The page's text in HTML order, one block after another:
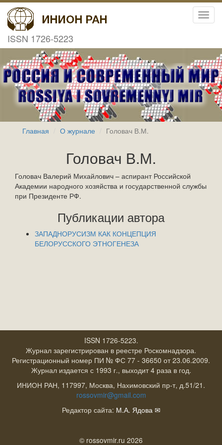
ISSN 1726-5223
Главная О журнале Головач В.М.
Головач В.М.
Головач Валерий Михайлович – аспирант Российской
Академии народного хозяйства и государственной службы
при Президенте РФ.
Публикации автора
ЗАПАДНОРУСИЗМ КАК КОНЦЕПЦИЯ
БЕЛОРУССКОГО ЭТНОГЕНЕЗА
ISSN 1726-5223.
Журнал зарегистрирован в реестре Роскомнадзора.
Регистрационный номер ПИ № ФС 77 - 36650 от 23.06.2009.
Журнал издается с 1993 г., выходит 4 раза в год.
ИНИОН РАН, 117997, Москва, Нахимовский пр-т, д.51/21.
rossovmir@gmail.com
Редактор сайта: М.А. Ядова ✉
© rossovmir.ru 2026